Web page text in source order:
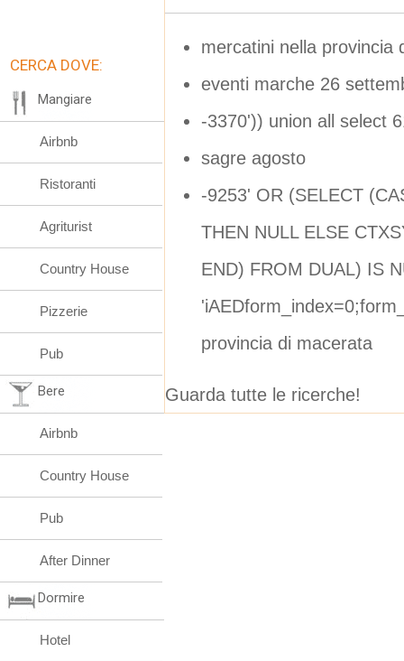
mercatini nella provincia
eventi marche 26
-3370')) union all select
sagre agosto
-9253' OR (SELECT
THEN NULL ELSE
END) FROM DUAL) IS
provincia di macerata
Guarda tutte le ricerche!
CERCA DOVE:
Mangiare
Airbnb
Ristoranti
Agriturist
Country House
Pizzerie
Pub
Bere
Airbnb
Country House
Pub
After Dinner
Dormire
Hotel